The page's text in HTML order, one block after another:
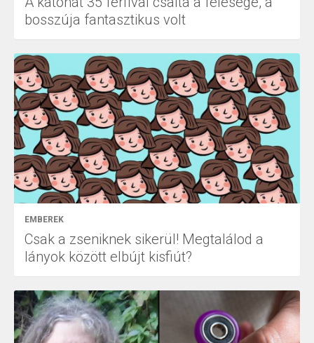
bosszúja fantasztikus volt
EMBEREK
Csak a zseniknek sikerül! Megtalálod a
lányok között elbújt kisfiút?